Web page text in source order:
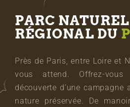
PARC NATUREL
RÉGIONAL DU
Près de Paris, entre Loire et
vous attend. Offrez-
découverte d’une campagne
nature préservée. De